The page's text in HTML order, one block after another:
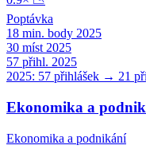
Poptávka
18 min. body 2025
30 míst 2025
57 přihl. 2025
2025: 57 přihlášek → 21
Ekonomika a
Ekonomika a podnikání